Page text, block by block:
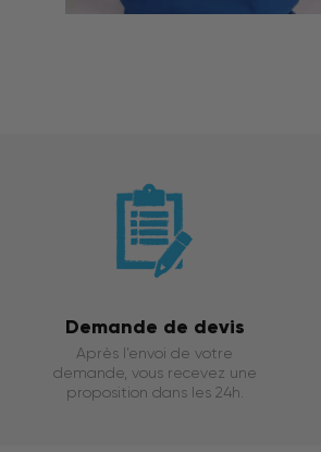
Demande de devis
Après l’envoi de votre
demande, vous recevez une
proposition dans les 24h.